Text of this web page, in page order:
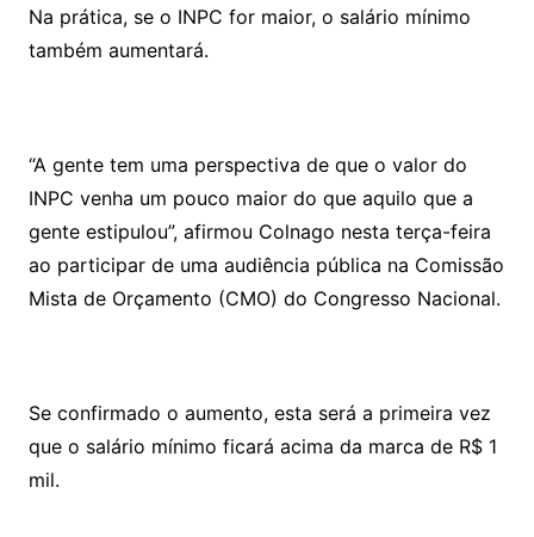
Na prática, se o INPC for maior, o salário mínimo
também aumentará.
“A gente tem uma perspectiva de que o valor do
INPC venha um pouco maior do que aquilo que a
gente estipulou”, afirmou Colnago nesta terça-feira
ao participar de uma audiência pública na Comissão
Mista de Orçamento (CMO) do Congresso Nacional.
Se confirmado o aumento, esta será a primeira vez
que o salário mínimo ficará acima da marca de R$ 1
mil.